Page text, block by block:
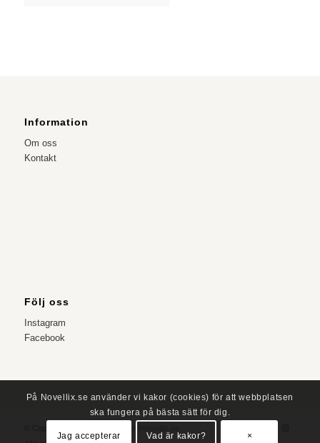
Information
Om oss
Kontakt
Följ oss
Instagram
Facebook
På Novellix.se använder vi kakor (cookies) för att webbplatsen
ska fungera på bästa sätt för dig.
Jag accepterar Vad är kakor? ×